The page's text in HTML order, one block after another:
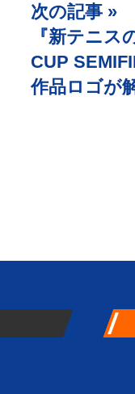
次の記事 »
『新テニス
CUP
作品ロゴが